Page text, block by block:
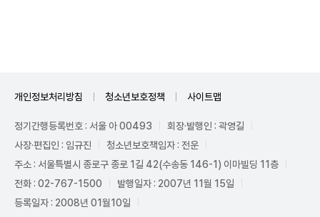
개인정보처리방침 청소년보호정책 사이트맵
정기간행등록번호 : 서울 아 00493
회장·발행인 : 곽영길
사장·편집인 : 임규진
청소년보호책임자 : 전운
주소 : 서울특별시 종로구 종로 1길 42(수송동 146-1) 이마빌딩 11층
전화 : 02-767-1500
발행일자 : 2007년 11월 15일
등록일자 : 2008년 01월10일